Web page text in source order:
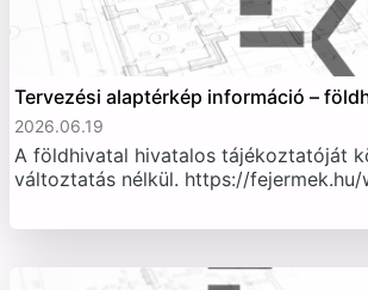
Tervezési alaptérkép információ –
2026.06.19
A földhivatal hivatalos tájékoztatóját
változtatás nélkül. https://